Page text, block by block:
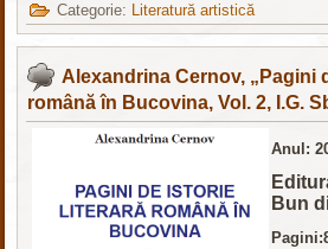
Categorie:
Literatură artistică
Alexandrina Cernov, „Pagini
română în Bucovina, Vol. 2, I.G.
Anul:
Bun